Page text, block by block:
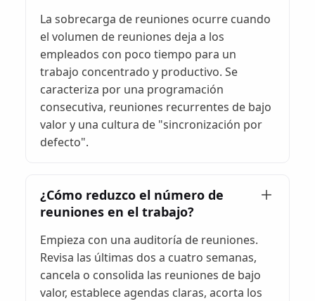
La sobrecarga de reuniones ocurre cuando
el volumen de reuniones deja a los
empleados con poco tiempo para un
trabajo concentrado y productivo. Se
caracteriza por una programación
consecutiva, reuniones recurrentes de bajo
valor y una cultura de "sincronización por
defecto".
¿Cómo reduzco el número de
reuniones en el trabajo?
Empieza con una auditoría de reuniones.
Revisa las últimas dos a cuatro semanas,
cancela o consolida las reuniones de bajo
valor, establece agendas claras, acorta los